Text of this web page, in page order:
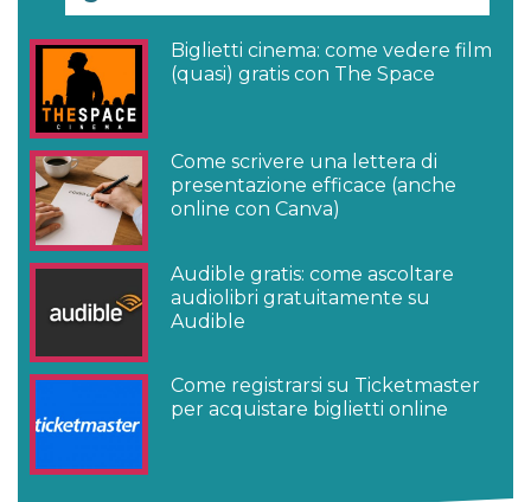
Biglietti cinema: come vedere film
(quasi) gratis con The Space
Come scrivere una lettera di
presentazione efficace (anche
online con Canva)
Audible gratis: come ascoltare
audiolibri gratuitamente su
Audible
Come registrarsi su Ticketmaster
per acquistare biglietti online